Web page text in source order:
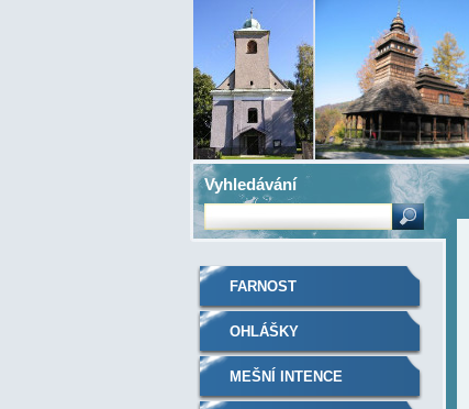
FARNOST
OHLÁŠKY
MEŠNÍ INTENCE
Vyhledávání